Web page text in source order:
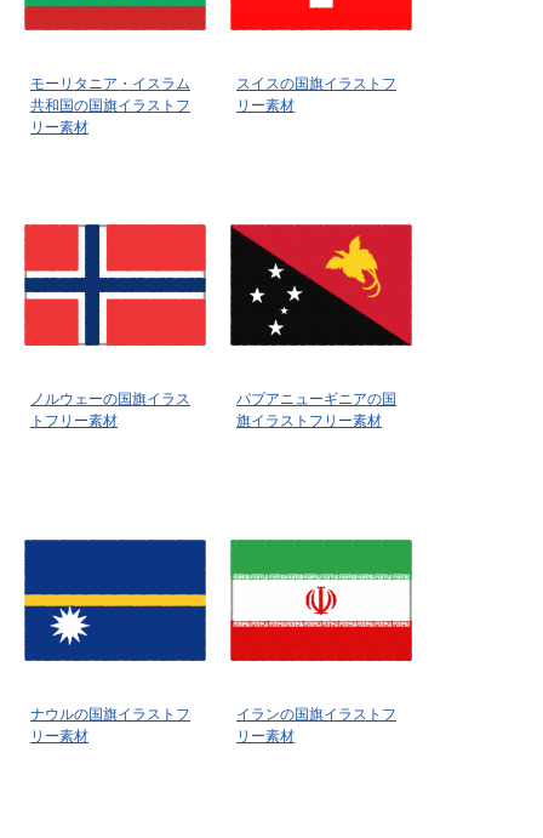
モーリタニア・イスラム
共和国の国旗イラストフ
リー素材
スイスの国旗イラストフ
リー素材
ノルウェーの国旗イラス
トフリー素材
パプアニューギニアの国
旗イラストフリー素材
ナウルの国旗イラストフ
リー素材
イランの国旗イラストフ
リー素材